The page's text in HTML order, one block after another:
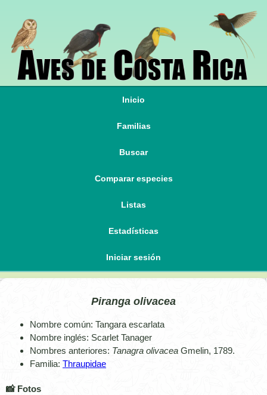
Inicio
Familias
Buscar
Comparar especies
Listas
Estadísticas
Iniciar sesión
Piranga olivacea
Nombre común: Tangara escarlata
Nombre inglés: Scarlet Tanager
Nombres anteriores: Tanagra olivacea Gmelin, 1789.
Familia: Thraupidae
📸 Fotos